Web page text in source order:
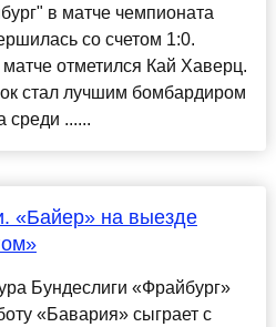
в матче чемпионата
со счетом 1:0.
отметился Кай Хаверц.
стал лучшим бомбардиром
среди ......
«Байер» на выезде
Бундеслиги «Фрайбург»
«Бавария» сыграет с